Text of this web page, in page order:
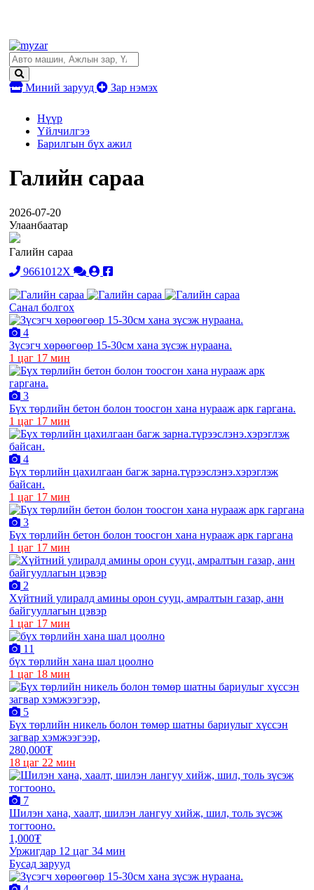
Миний зарууд Зар нэмэх
Нүүр
Үйлчилгээ
Барилгын бүх ажил
Галийн сараа
2026-07-20
Улаанбаатар
Галийн сараа
9661012X
Санал болгох
4
Зүсэгч хөрөөгөөр 15-30см хана зүсэж нураана.
1 цаг 17 мин
3
Бүх төрлийн бетон болон тоосгон хана нурааж арк гаргана.
1 цаг 17 мин
4
Бүх төрлийн цахилгаан багж зарна.түрээслэнэ.хэрэглэж
байсан.
1 цаг 17 мин
3
Бүх төрлийн бетон болон тоосгон хана нурааж арк гаргана
1 цаг 17 мин
2
Хүйтний улиралд амины орон сууц, амралтын газар, анн
байгууллагын цэвэр
1 цаг 17 мин
11
бүх төрлийн хана шал цоолно
1 цаг 18 мин
5
Бүх төрлийн никель болон төмөр шатны бариулыг хүссэн
загвар хэмжээгээр,
280,000₮
18 цаг 22 мин
7
Шилэн хана, хаалт, шилэн лангуу хийж, шил, толь зүсэж
тогтооно.
1,000₮
Уржигдар 12 цаг 34 мин
Бусад зарууд